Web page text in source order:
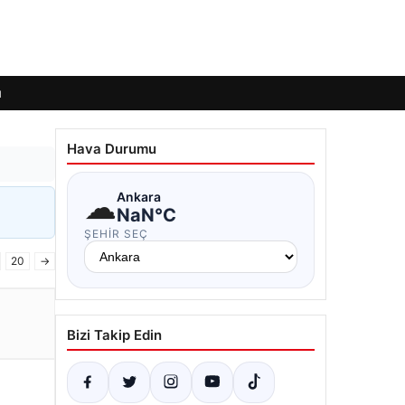
20 →
Hava Durumu
☁Ankara
NaN°C
ŞEHIR SEÇ
Bizi Takip Edin